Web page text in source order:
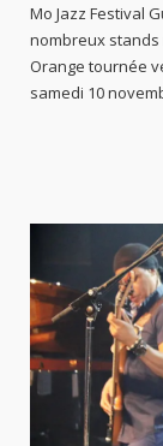
Mo Jazz Festival
nombreux stands
Orange tournée
samedi 10